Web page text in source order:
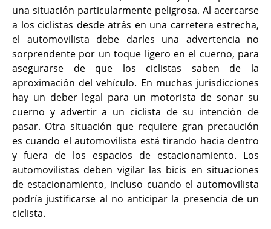
una situación particularmente peligrosa. Al acercarse
a los ciclistas desde atrás en una carretera estrecha,
el automovilista debe darles una advertencia no
sorprendente por un toque ligero en el cuerno, para
asegurarse de que los ciclistas saben de la
aproximación del vehículo. En muchas jurisdicciones
hay un deber legal para un motorista de sonar su
cuerno y advertir a un ciclista de su intención de
pasar. Otra situación que requiere gran precaución
es cuando el automovilista está tirando hacia dentro
y fuera de los espacios de estacionamiento. Los
automovilistas deben vigilar las bicis en situaciones
de estacionamiento, incluso cuando el automovilista
podría justificarse al no anticipar la presencia de un
ciclista.